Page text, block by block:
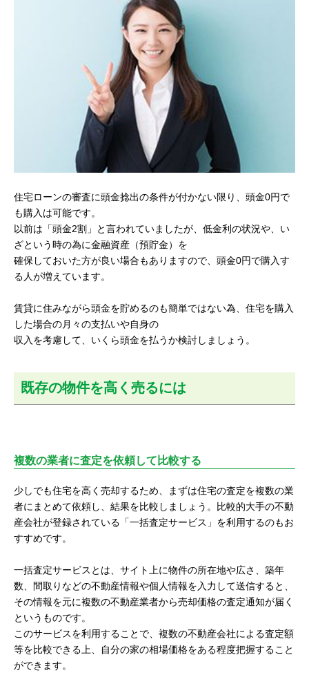
住宅ローンの審査に頭金捻出の条件が付かない限り、頭金0円で
も購入は可能です。
以前は「頭金2割」と言われていましたが、低金利の状況や、い
ざという時の為に金融資産（預貯金）を
確保しておいた方が良い場合もありますので、頭金0円で購入す
る人が増えています。
賃貸に住みながら頭金を貯めるのも簡単ではない為、住宅を購入
した場合の月々の支払いや自身の
収入を考慮して、いくら頭金を払うか検討しましょう。
既存の物件を高く売るには
複数の業者に査定を依頼して比較する
少しでも住宅を高く売却するため、まずは住宅の査定を複数の業
者にまとめて依頼し、結果を比較しましょう。比較的大手の不動
産会社が登録されている「一括査定サービス」を利用するのもお
すすめです。
一括査定サービスとは、サイト上に物件の所在地や広さ、築年
数、間取りなどの不動産情報や個人情報を入力して送信すると、
その情報を元に複数の不動産業者から売却価格の査定通知が届く
というものです。
このサービスを利用することで、複数の不動産会社による査定額
等を比較できる上、自分の家の相場価格をある程度把握すること
ができます。